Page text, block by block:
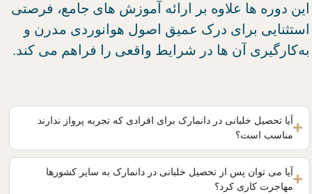
این دوره ‌ها علاوه بر ارائه آموزش ‌های جامع، فرصتی
استثنایی برای درک عمیق اصول هوانوردی مدرن و
به‌کارگیری آن ‌ها در شرایط واقعی را فراهم می‌ کند.
آیا تحصیل خلبانی در دانمارک برای افرادی که تجربه پرواز ندارند
مناسب است؟
آیا می ‌توان پس از تحصیل خلبانی در دانمارک به سایر کشورها
مهاجرت کاری کرد؟